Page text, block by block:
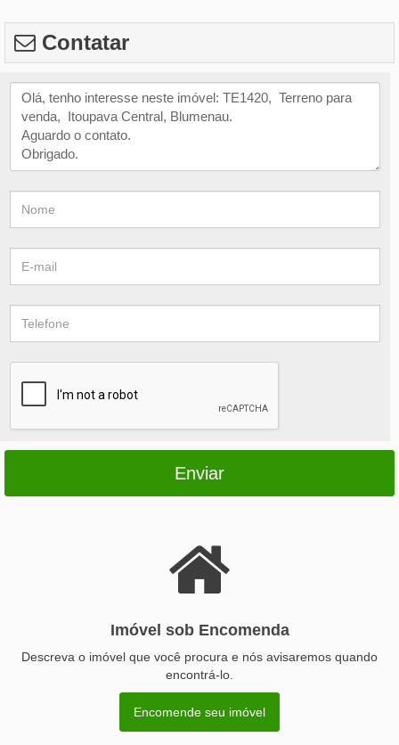
Contatar
Enviar
Imóvel sob Encomenda
Descreva o imóvel que você procura e nós avisaremos quando
encontrá-lo.
Encomende seu imóvel